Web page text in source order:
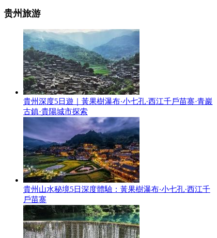
贵州旅游
貴州深度5日遊｜黃果樹瀑布·小七孔·西江千戶苗寨·青巖
古鎮·貴陽城市探索
貴州山水秘境5日深度體驗：黃果樹瀑布·小七孔·西江千
戶苗寨